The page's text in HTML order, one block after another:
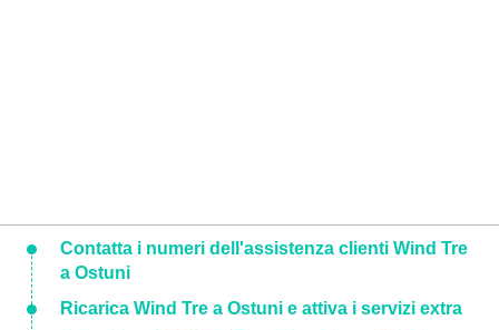
Contatta i numeri dell'assistenza clienti Wind Tre
a Ostuni
Ricarica Wind Tre a Ostuni e attiva i servizi extra